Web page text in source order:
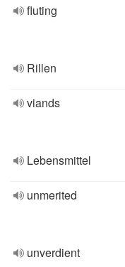
fluting
Rillen
viands
Lebensmittel
unmerited
unverdient